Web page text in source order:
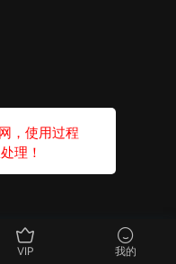
VIP 我的
，使用过程
理！